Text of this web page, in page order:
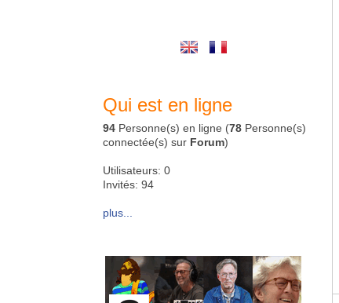
Qui est en ligne
94 Personne(s) en ligne (78 Personne(s)
connectée(s) sur Forum)
Utilisateurs: 0
Invités: 94
plus...